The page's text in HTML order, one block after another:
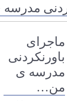
کلیک کنید
ماجرای
باورنکردنی
مدرسه ی
من…